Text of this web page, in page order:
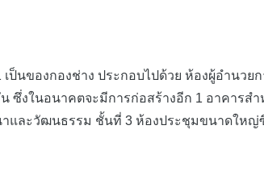
ของกองช่าง ประกอบไปด้วย ห้องผู้อำนวยก
ซึ่งในอนาคตจะมีการก่อสร้างอีก 1 อาคารสำ
าและวัฒนธรรม ชั้นที่ 3 ห้องประชุมขนาดให